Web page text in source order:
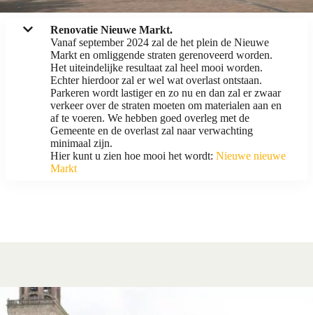
Renovatie Nieuwe Markt.
Vanaf september 2024 zal de het plein de Nieuwe
Markt en omliggende straten gerenoveerd worden.
Het uiteindelijke resultaat zal heel mooi worden.
Echter hierdoor zal er wel wat overlast ontstaan.
Parkeren wordt lastiger en zo nu en dan zal er zwaar
verkeer over de straten moeten om materialen aan en
af te voeren. We hebben goed overleg met de
Gemeente en de overlast zal naar verwachting
minimaal zijn.
Hier kunt u zien hoe mooi het wordt: Nieuwe nieuwe
Markt